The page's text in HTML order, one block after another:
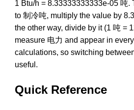
1 Btu/h = 8.33333333333e-05 吨.
to 制冷吨, multiply the value by
the other way, divide by it (1 吨 =
measure 电力 and appear in
calculations, so switching
useful.
Quick Reference